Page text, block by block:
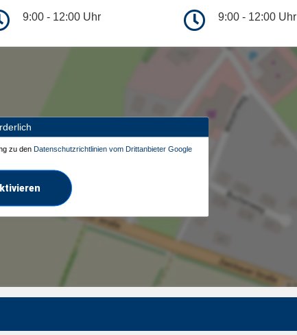
9:00 - 12:00 Uhr 9:00 - 12:00 Uhr
zu den Datenschutzrichtlinien vom Drittanbieter Google